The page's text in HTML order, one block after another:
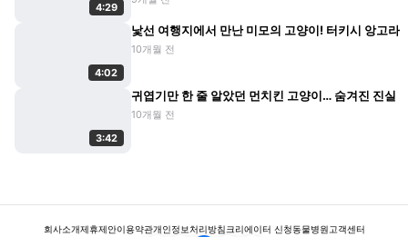
4:29
4:02
낯선 여행지에서 만난 미모의 고양이! 터키시 앙고라
10개월 전
3:42
귀엽기만 한 줄 알았던 먼치킨 고양이… 숨겨진 진실
10개월 전
회사소개제휴제안이용약관개인정보처리방침크리에이터 신청동물병원고객센터